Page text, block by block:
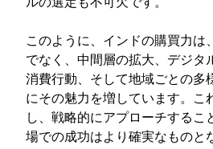
このように、インドの購買力は
でなく、中間層の拡大、デジタ
消費行動、そして地域ごとの多
にその魅力を増しています。こ
し、戦略的にアプローチするこ
場での成功はより確実なものと